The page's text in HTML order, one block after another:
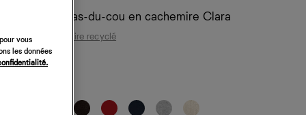
Cardigan ras-du-cou en cachemire Clara
95 % cachemire recyclé
218 €
vous
les données